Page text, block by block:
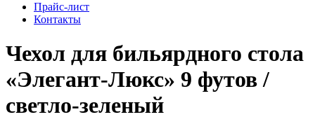
Прайс-лист
Контакты
Чехол для бильярдного стола
«Элегант-Люкс» 9 футов /
светло-зеленый